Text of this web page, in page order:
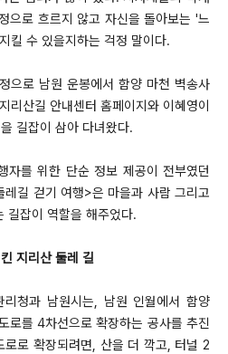
으로 흐르지 않고 자신을 돌아보는 '느
킬 수 있을지하는 걱정 말이다.
으로 남원 운봉에서 함양 마천 벽송사
지리산길 안내센터 홈페이지와 이혜영이
길잡이 삼아 다녀왔다.
자를 위한 단순 정보 제공이 전부였던
레길 걷기 여행>은 마을과 사람 그리고
길잡이 역할을 해주었다.
지리산 둘레 길
청과 남원시는, 남원 인월에서 함양
로를 4차선으로 확장하는 공사를 추진
로 확장되려면, 산을 더 깍고, 터널 2